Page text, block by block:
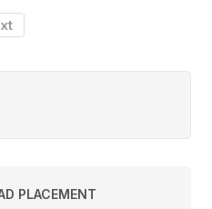
PLACEMENT